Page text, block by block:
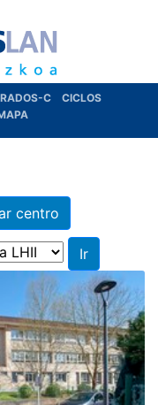
C
CICLOS
centro
Ir